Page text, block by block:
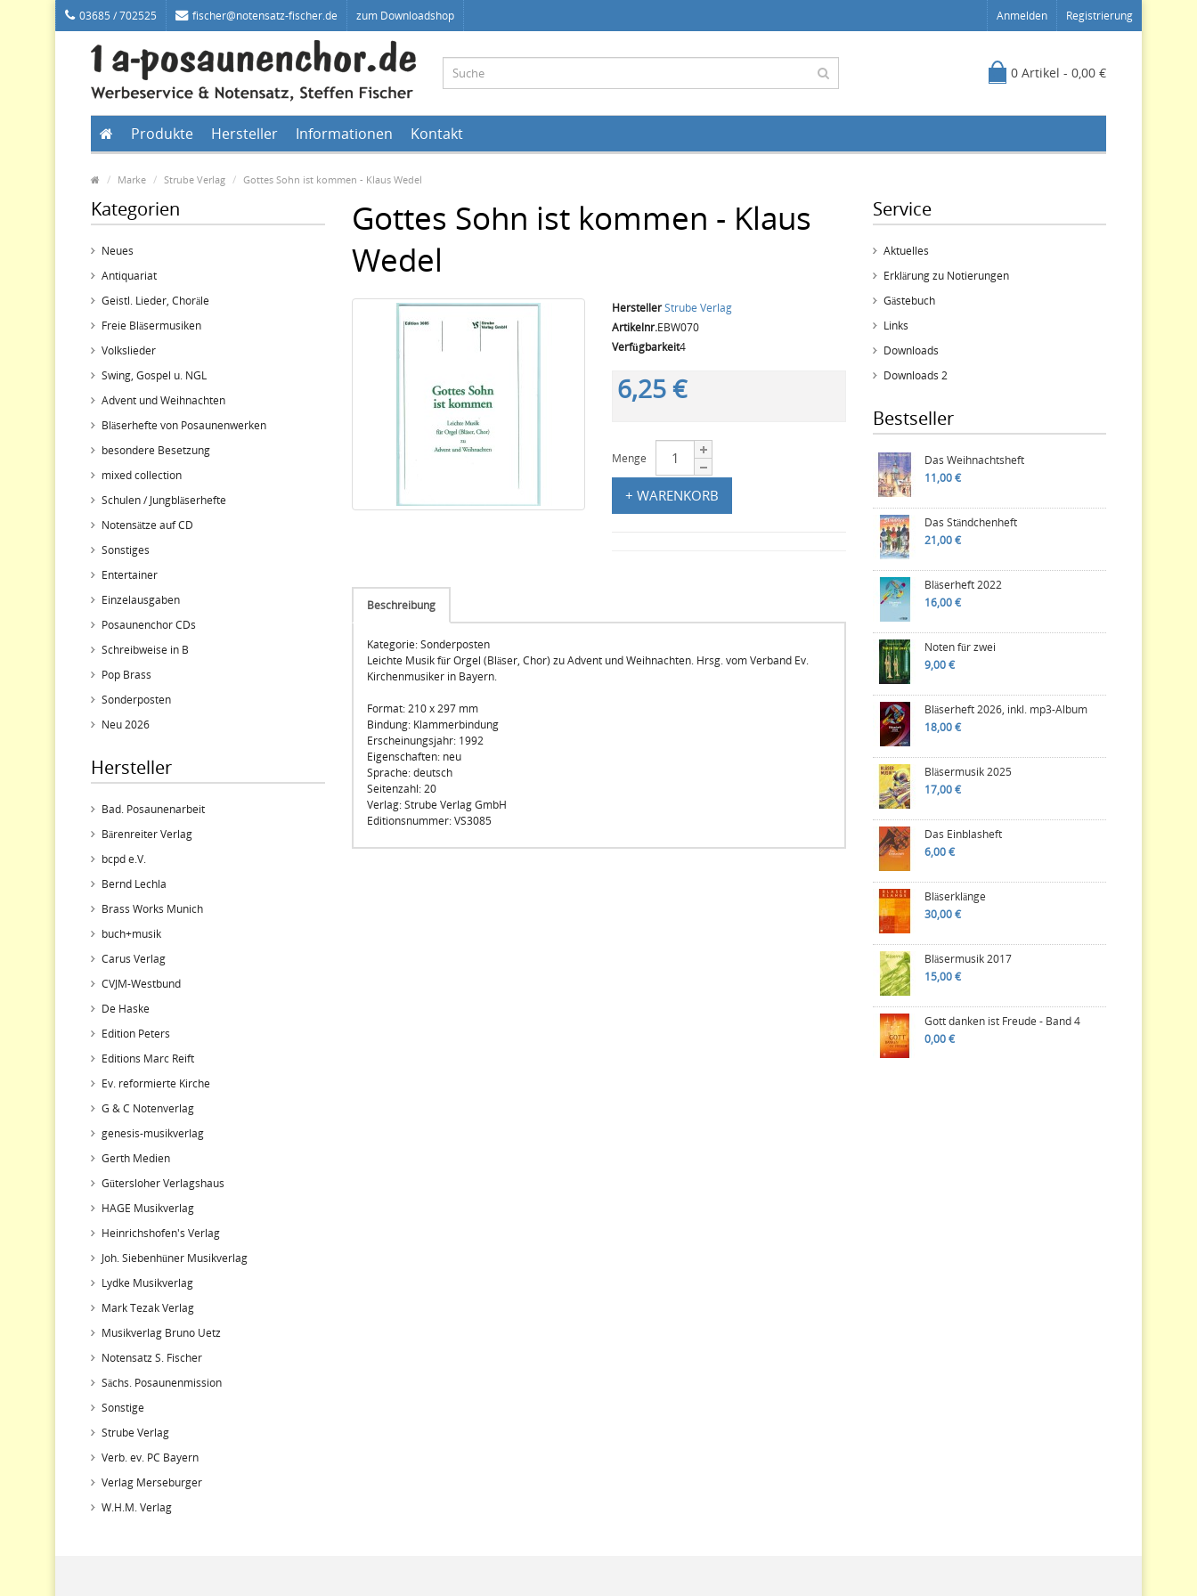
03685 / 702525 fischer@notensatz-fischer.de zum Downloadshop Anmelden Registrierung
0 Artikel - 0,00 €
Produkte Hersteller Informationen Kontakt
Marke Strube Verlag Gottes Sohn ist kommen - Klaus Wedel
Kategorien
Neues
Antiquariat
Geistl. Lieder, Choräle
Freie Bläsermusiken
Volkslieder
Swing, Gospel u. NGL
Advent und Weihnachten
Bläserhefte von Posaunenwerken
besondere Besetzung
mixed collection
Schulen / Jungbläserhefte
Notensätze auf CD
Sonstiges
Entertainer
Einzelausgaben
Posaunenchor CDs
Schreibweise in B
Pop Brass
Sonderposten
Neu 2026
Hersteller
Bad. Posaunenarbeit
Bärenreiter Verlag
bcpd e.V.
Bernd Lechla
Brass Works Munich
buch+musik
Carus Verlag
CVJM-Westbund
De Haske
Edition Peters
Editions Marc Reift
Ev. reformierte Kirche
G & C Notenverlag
genesis-musikverlag
Gerth Medien
Gütersloher Verlagshaus
HAGE Musikverlag
Heinrichshofen's Verlag
Joh. Siebenhüner Musikverlag
Lydke Musikverlag
Mark Tezak Verlag
Musikverlag Bruno Uetz
Notensatz S. Fischer
Sächs. Posaunenmission
Sonstige
Strube Verlag
Verb. ev. PC Bayern
Verlag Merseburger
W.H.M. Verlag
Gottes Sohn ist kommen - Klaus
Wedel
HerstellerStrube Verlag
Artikelnr.EBW070
Verfügbarkeit4
6,25 €
Menge
+ WARENKORB
Beschreibung
Kategorie: Sonderposten
Leichte Musik für Orgel (Bläser, Chor) zu Advent und Weihnachten. Hrsg. vom Verband Ev.
Kirchenmusiker in Bayern.
Format: 210 x 297 mm
Bindung: Klammerbindung
Erscheinungsjahr: 1992
Eigenschaften: neu
Sprache: deutsch
Seitenzahl: 20
Verlag: Strube Verlag GmbH
Editionsnummer: VS3085
Service
Aktuelles
Erklärung zu Notierungen
Gästebuch
Links
Downloads
Downloads 2
Bestseller
Das Weihnachtsheft
11,00 €
Das Ständchenheft
21,00 €
Bläserheft 2022
16,00 €
Noten für zwei
9,00 €
Bläserheft 2026, inkl. mp3-Album
18,00 €
Bläsermusik 2025
17,00 €
Das Einblasheft
6,00 €
Bläserklänge
30,00 €
Bläsermusik 2017
15,00 €
Gott danken ist Freude - Band 4
0,00 €